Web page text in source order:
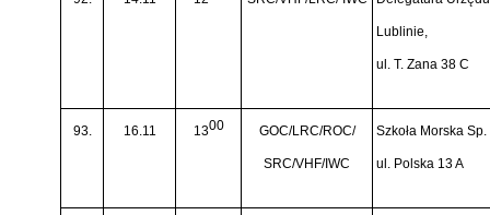
Lublinie,
ul. T. Zana 38 C
93. 16.11 1300 GOC/LRC/ROC/
SRC/VHF/IWC
Szkoła Morska
ul. Polska 13 A